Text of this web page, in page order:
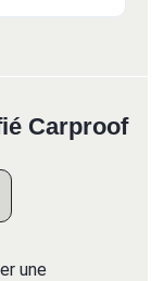
Carproof
une